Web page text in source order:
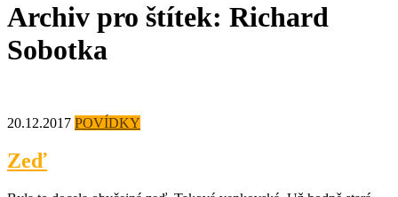
Archiv pro štítek: Richard
Sobotka
20.12.2017 POVÍDKY
Zeď